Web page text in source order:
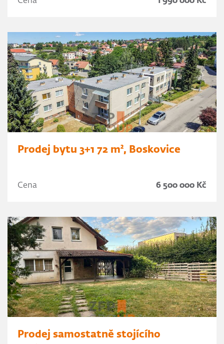
Prodej bytu 3+1 72 m², Boskovice
Cena 6 500 000 Kč
Prodej samostatně stojícího